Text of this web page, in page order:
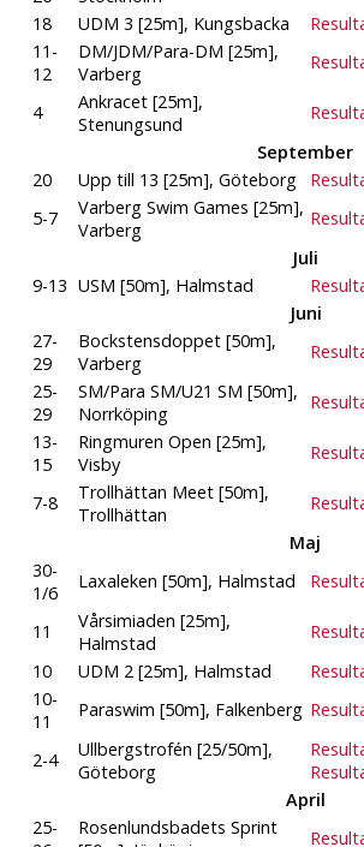
18
UDM 3 [25m], Kungsbacka
11-
12
DM/JDM/Para-DM [25m],
Varberg
4
Ankracet [25m],
Stenungsund
September
20
Upp till 13 [25m], Göteborg
5-7
Varberg Swim Games [25m],
Varberg
Juli
9-13 USM [50m], Halmstad
Juni
27-
29
Bockstensdoppet [50m],
Varberg
25-
29
SM/Para SM/U21 SM [50m],
Norrköping
13-
15
Ringmuren Open [25m],
Visby
7-8
Trollhättan Meet [50m],
Trollhättan
Maj
30-
1/6
Laxaleken [50m], Halmstad
11
Vårsimiaden [25m],
Halmstad
10
UDM 2 [25m], Halmstad
10-
11
Paraswim [50m], Falkenberg
2-4
Ullbergstrofén [25/50m],
Göteborg
April
25-
Rosenlundsbadets Sprint